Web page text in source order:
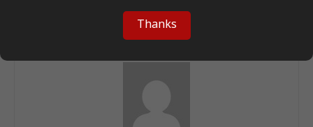
पर्यावरण संरक्षण में भागीदारी जरूरी!
Thanks